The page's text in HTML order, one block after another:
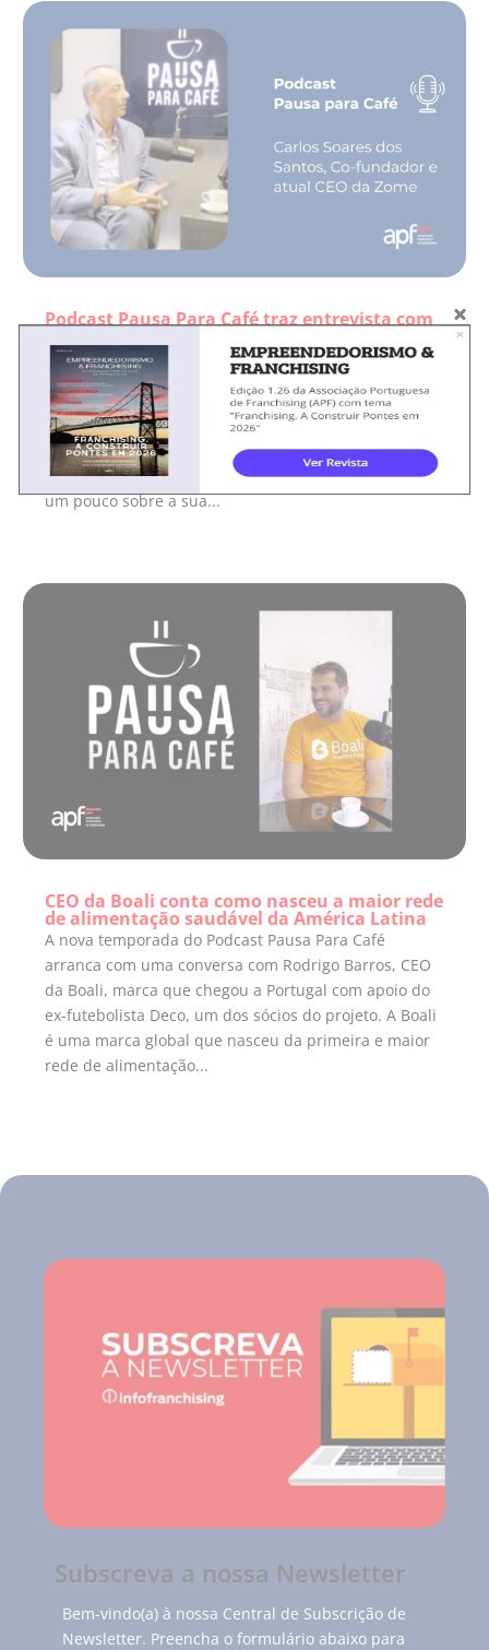
Podcast Pausa Para Café traz entrevista com
atual CEO da Zome
Neste novo episódio do Pausa para Café conversamos
com Carlos Soares dos Santos, Co-fundador e atual
CEO da Zome, e um dos principais nomes
dinamizadores de PropTech (tecnologia aplicada ao
imobiliário) do mercado português. Carlos contou-nos
um pouco sobre a sua...
CEO da Boali conta como nasceu a maior rede
de alimentação saudável da América Latina
A nova temporada do Podcast Pausa Para Café
arranca com uma conversa com Rodrigo Barros, CEO
da Boali, marca que chegou a Portugal com apoio do
ex-futebolista Deco, um dos sócios do projeto. A Boali
é uma marca global que nasceu da primeira e maior
rede de alimentação...
Subscreva a nossa Newsletter
Bem-vindo(a) à nossa Central de Subscrição de
Newsletter. Preencha o formulário abaixo para